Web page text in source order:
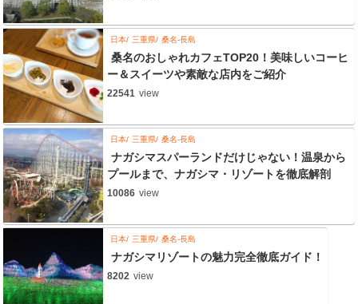
日本 三重県 桑名-長島
桑名のおしゃれカフェTOP20！美味しいコーヒ
ー＆スイーツや素敵な店内をご紹介
22541 view
日本 三重県 桑名-長島
ナガシマスパーランドだけじゃない！温泉から
プールまで、ナガシマ・リゾートを徹底解剖
10086 view
日本 三重県 桑名-長島
ナガシマリゾートの魅力完全徹底ガイド！
8202 view